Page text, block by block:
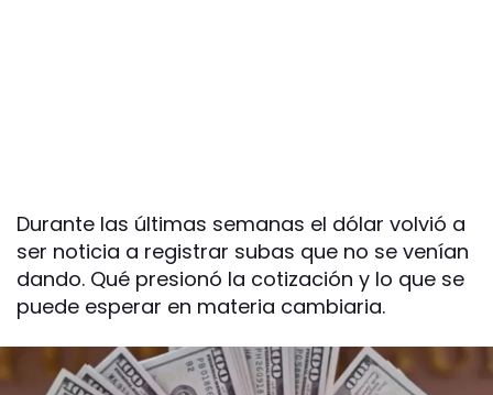
Durante las últimas semanas el dólar volvió a
ser noticia a registrar subas que no se venían
dando. Qué presionó la cotización y lo que se
puede esperar en materia cambiaria.